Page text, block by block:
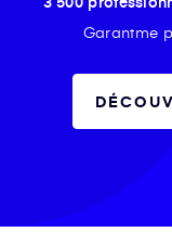
Garantme